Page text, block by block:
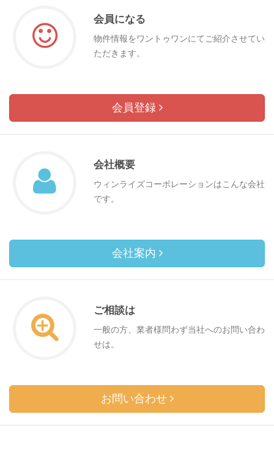
会員になる
物件情報をワントゥワンにてご紹介させてい
ただきます。
会員登録
会社概要
ウィンライズコーポレーションはこんな会社
です。
会社案内
ご相談は
一般の方、業者様問わず当社へのお問い合わ
せは。
お問い合わせ